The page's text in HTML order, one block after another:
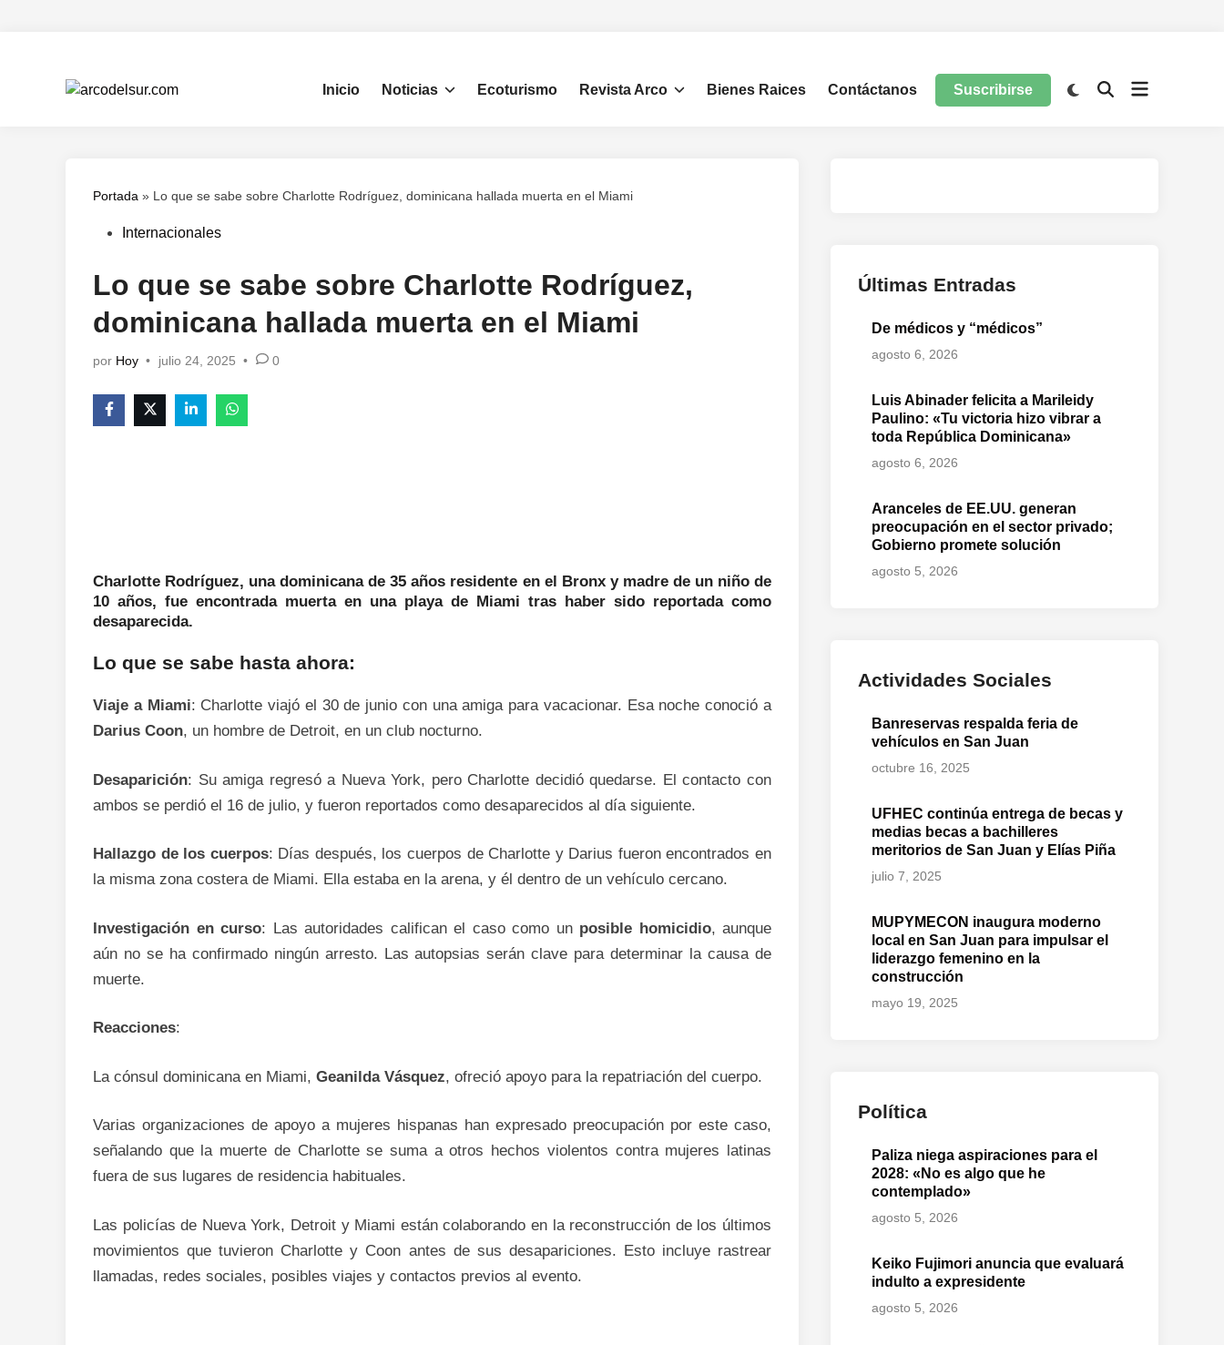
Inicio Noticias Ecoturismo Revista Arco Bienes Raices Contáctanos Suscribirse
Portada » Lo que se sabe sobre Charlotte Rodríguez, dominicana hallada muerta en el Miami
Publicado
Internacionales
Lo que se sabe sobre Charlotte Rodríguez,
dominicana hallada muerta en el Miami
por Hoy • julio 24, 2025 • 0
Charlotte Rodríguez, una dominicana de 35 años residente en el Bronx y madre de un niño de
10 años, fue encontrada muerta en una playa de Miami tras haber sido reportada como
desaparecida.
Lo que se sabe hasta ahora:
Viaje a Miami: Charlotte viajó el 30 de junio con una amiga para vacacionar. Esa noche conoció a
Darius Coon, un hombre de Detroit, en un club nocturno.
Desaparición: Su amiga regresó a Nueva York, pero Charlotte decidió quedarse. El contacto con
ambos se perdió el 16 de julio, y fueron reportados como desaparecidos al día siguiente.
Hallazgo de los cuerpos: Días después, los cuerpos de Charlotte y Darius fueron encontrados en
la misma zona costera de Miami. Ella estaba en la arena, y él dentro de un vehículo cercano.
Investigación en curso: Las autoridades califican el caso como un posible homicidio, aunque
aún no se ha confirmado ningún arresto. Las autopsias serán clave para determinar la causa de
muerte.
Reacciones:
La cónsul dominicana en Miami, Geanilda Vásquez, ofreció apoyo para la repatriación del cuerpo.
Varias organizaciones de apoyo a mujeres hispanas han expresado preocupación por este caso,
señalando que la muerte de Charlotte se suma a otros hechos violentos contra mujeres latinas
fuera de sus lugares de residencia habituales.
Las policías de Nueva York, Detroit y Miami están colaborando en la reconstrucción de los últimos
movimientos que tuvieron Charlotte y Coon antes de sus desapariciones. Esto incluye rastrear
llamadas, redes sociales, posibles viajes y contactos previos al evento.
Últimas Entradas
De médicos y “médicos”
agosto 6, 2026
Luis Abinader felicita a Marileidy
Paulino: «Tu victoria hizo vibrar a
toda República Dominicana»
agosto 6, 2026
Aranceles de EE.UU. generan
preocupación en el sector privado;
Gobierno promete solución
agosto 5, 2026
Actividades Sociales
Banreservas respalda feria de
vehículos en San Juan
octubre 16, 2025
UFHEC continúa entrega de becas y
medias becas a bachilleres
meritorios de San Juan y Elías Piña
julio 7, 2025
MUPYMECON inaugura moderno
local en San Juan para impulsar el
liderazgo femenino en la
construcción
mayo 19, 2025
Política
Paliza niega aspiraciones para el
2028: «No es algo que he
contemplado»
agosto 5, 2026
Keiko Fujimori anuncia que evaluará
indulto a expresidente
agosto 5, 2026